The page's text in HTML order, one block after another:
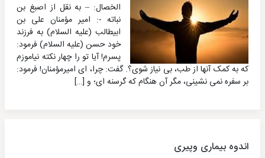
الخصال: – به نقل از اصبغ بن
نباته -: امیر مؤمنان علی بن
ابیطالب (علیه السلام) به فرزند
خود حسن (علیه السلام) فرمود:
پسرم! آیا تو را چهار نکته نیاموزم
که به کمک آنها از طب، بی نیاز شوی؟. گفت: چرا، ای امیرمؤمنان! فرمود:
بر سفره نمی نشینی، مگر آن هنگام که گرسنه ای؛ و […]
اندوه بیماری وپیری